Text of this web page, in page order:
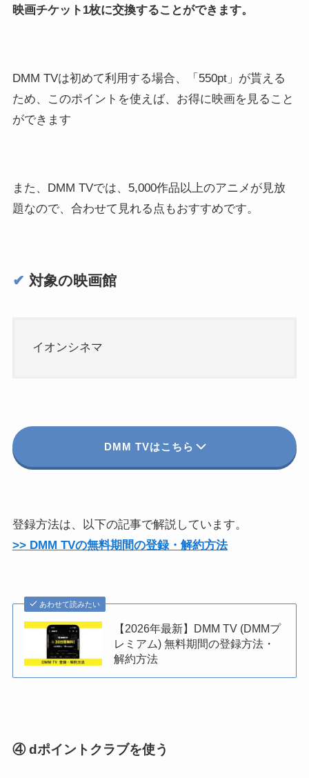
映画チケット1枚に交換することができます。
DMM TVは初めて利用する場合、「550pt」が貰える
ため、このポイントを使えば、お得に映画を見ること
ができます
また、DMM TVでは、5,000作品以上のアニメが見放
題なので、合わせて見れる点もおすすめです。
✔︎ 対象の映画館
イオンシネマ
DMM TVはこちら
登録方法は、以下の記事で解説しています。
>> DMM TVの無料期間の登録・解約方法
あわせて読みたい
【2026年最新】DMM TV (DMMプ
レミアム) 無料期間の登録方法・
解約方法
④ dポイントクラブを使う